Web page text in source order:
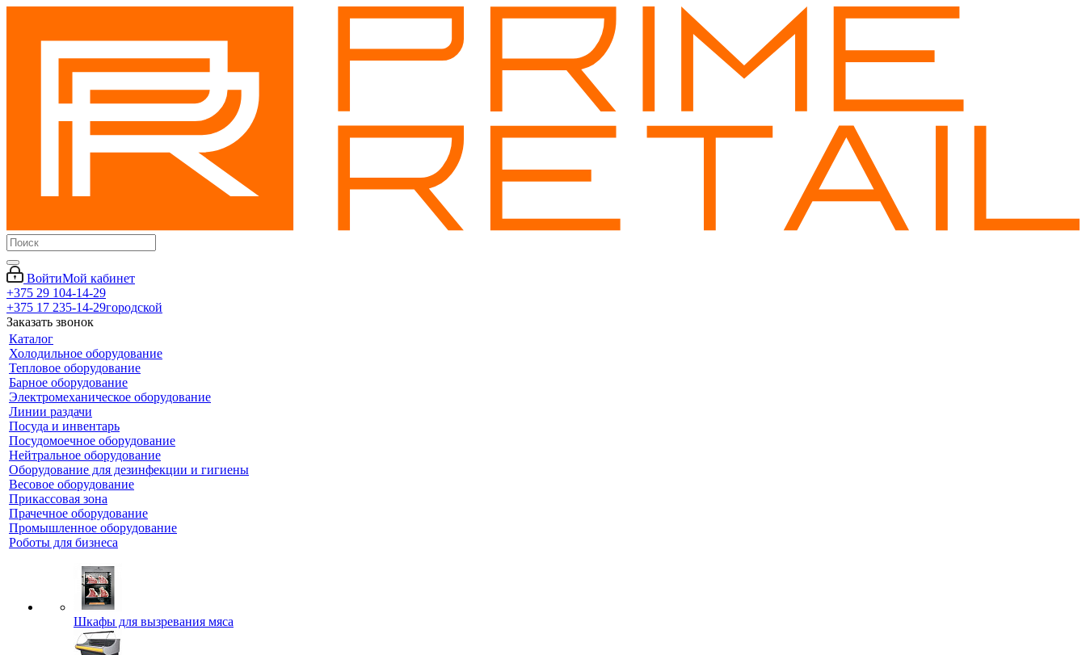
ВойтиМой кабинет
+375 29 104-14-29
+375 17 235-14-29городской
Заказать звонок
Каталог
Холодильное оборудование
Тепловое оборудование
Барное оборудование
Электромеханическое оборудование
Линии раздачи
Посуда и инвентарь
Посудомоечное оборудование
Нейтральное оборудование
Оборудование для дезинфекции и гигиены
Весовое оборудование
Прикассовая зона
Прачечное оборудование
Промышленное оборудование
Роботы для бизнеса
Шкафы для вызревания мяса